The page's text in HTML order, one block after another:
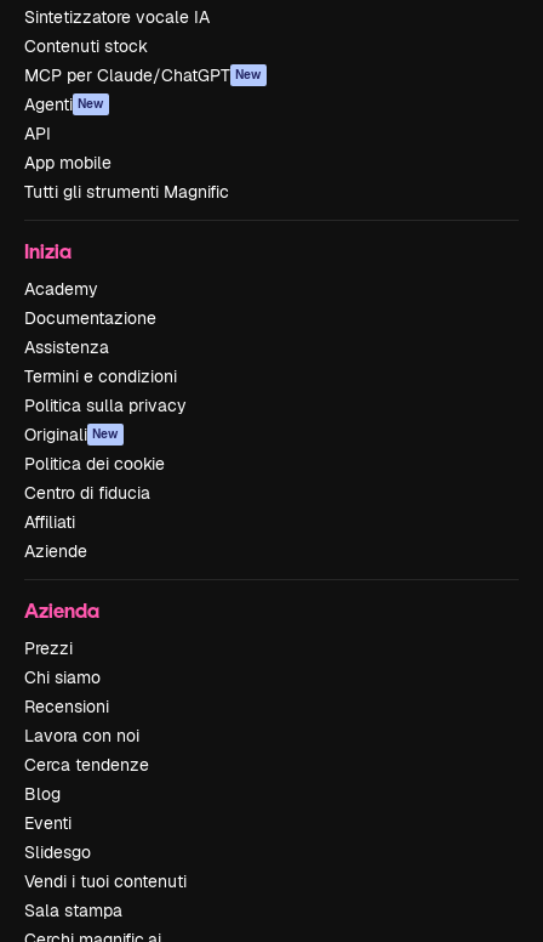
Sintetizzatore vocale IA
Contenuti stock
MCP per Claude/ChatGPT New
Agenti New
API
App mobile
Tutti gli strumenti Magnific
Inizia
Academy
Documentazione
Assistenza
Termini e condizioni
Politica sulla privacy
Originali New
Politica dei cookie
Centro di fiducia
Affiliati
Aziende
Azienda
Prezzi
Chi siamo
Recensioni
Lavora con noi
Cerca tendenze
Blog
Eventi
Slidesgo
Vendi i tuoi contenuti
Sala stampa